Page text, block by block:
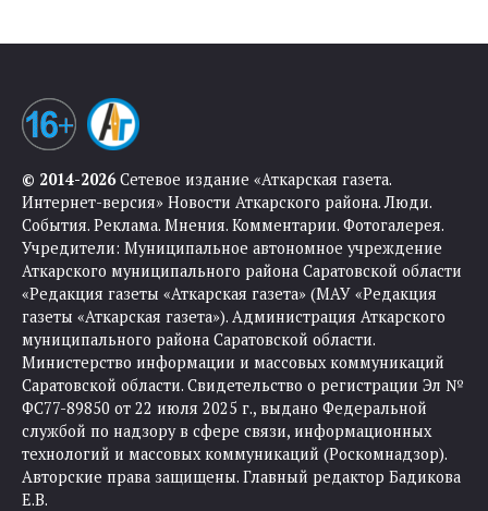
© 2014-2026Сетевое издание «Аткарская газета.
Интернет-версия» Новости Аткарского района. Люди.
События. Реклама. Мнения. Комментарии. Фотогалерея.
Учредители: Муниципальное автономное учреждение
Аткарского муниципального района Саратовской области
«Редакция газеты «Аткарская газета» (МАУ «Редакция
газеты «Аткарская газета»). Администрация Аткарского
муниципального района Саратовской области.
Министерство информации и массовых коммуникаций
Саратовской области. Свидетельство о регистрации Эл №
ФС77-89850 от 22 июля 2025 г., выдано Федеральной
службой по надзору в сфере связи, информационных
технологий и массовых коммуникаций (Роскомнадзор).
Авторские права защищены. Главный редактор Бадикова
Е.В.